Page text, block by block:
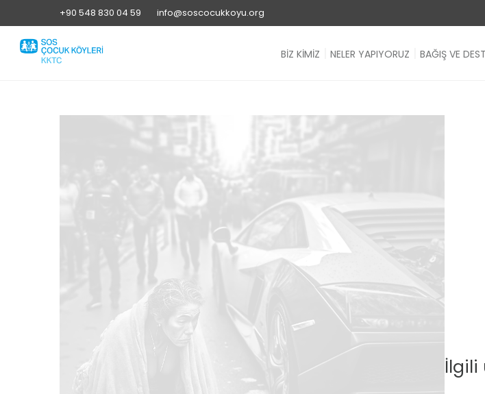
+90 548 830 04 59 info@soscocukkoyu.org
BİZ KİMİZ NELER YAPIYORUZ BAĞIŞ VE
İlgili